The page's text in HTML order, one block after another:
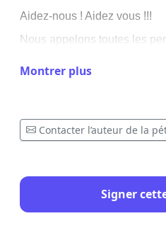
Aidez-nous ! Aidez vous !!!
Nous appelons toutes les
l'ACAAL à Biarritz, et
Les dirigeants de l'ACAAL
Montrer plus
Contacter l’auteur de la
Signer